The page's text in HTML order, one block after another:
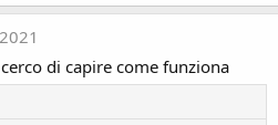
di capire come funziona